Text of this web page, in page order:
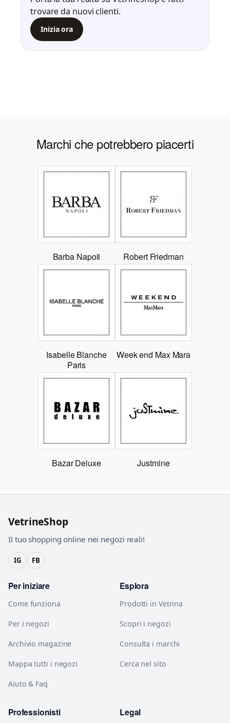
trovare da nuovi clienti.
Inizia ora
Marchi che potrebbero piacerti
Barba Napoli Robert Friedman
Isabelle Blanche
Paris
Week end Max Mara
Bazar Deluxe Justmine
VetrineShop
Il tuo shopping online nei negozi reali!
IG FB
Per iniziare
Come funziona
Per i negozi
Archivio magazine
Mappa tutti i negozi
Aiuto & Faq
Esplora
Prodotti in Vetrina
Scopri i negozi
Consulta i marchi
Cerca nel sito
Professionisti Legal